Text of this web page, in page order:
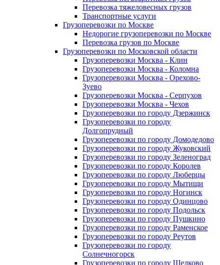
Перевозка тяжеловесных грузов
Транспортные услуги
Грузоперевозки по Москве
Недорогие грузоперевозки по Москве
Перевозка грузов по Москве
Грузоперевозки по Московской области
Грузоперевозки Москва - Клин
Грузоперевозки Москва - Коломна
Грузоперевозки Москва - Орехово-
Зуево
Грузоперевозки Москва - Серпухов
Грузоперевозки Москва - Чехов
Грузоперевозки по городу Дзержинск
Грузоперевозки по городу
Долгопрудный
Грузоперевозки по городу Домодедово
Грузоперевозки по городу Жуковский
Грузоперевозки по городу Зеленоград
Грузоперевозки по городу Королев
Грузоперевозки по городу Люберцы
Грузоперевозки по городу Мытищи
Грузоперевозки по городу Ногинск
Грузоперевозки по городу Одинцово
Грузоперевозки по городу Подольск
Грузоперевозки по городу Пушкино
Грузоперевозки по городу Раменское
Грузоперевозки по городу Реутов
Грузоперевозки по городу
Солнечногорск
Грузоперевозки по городу Щелково